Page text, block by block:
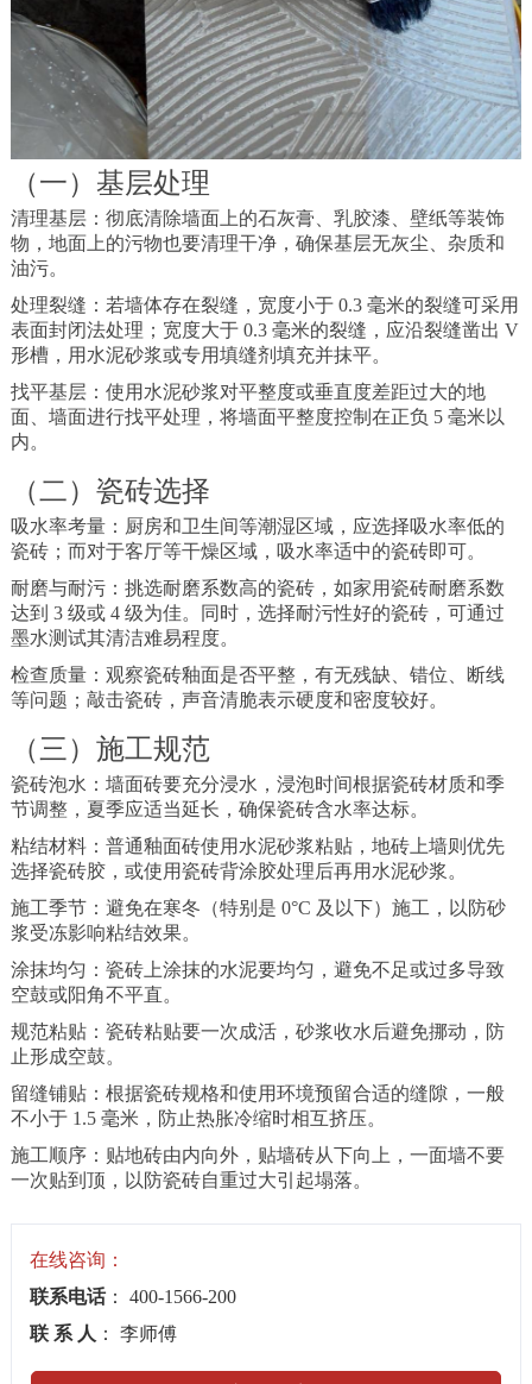
（一）基层处理
清理基层：彻底清除墙面上的石灰膏、乳胶漆、壁纸等装饰
物，地面上的污物也要清理干净，确保基层无灰尘、杂质和
油污。
处理裂缝：若墙体存在裂缝，宽度小于 0.3 毫米的裂缝可采用
表面封闭法处理；宽度大于 0.3 毫米的裂缝，应沿裂缝凿出 V
形槽，用水泥砂浆或专用填缝剂填充并抹平。
找平基层：使用水泥砂浆对平整度或垂直度差距过大的地
面、墙面进行找平处理，将墙面平整度控制在正负 5 毫米以
内。
（二）瓷砖选择
吸水率考量：厨房和卫生间等潮湿区域，应选择吸水率低的
瓷砖；而对于客厅等干燥区域，吸水率适中的瓷砖即可。
耐磨与耐污：挑选耐磨系数高的瓷砖，如家用瓷砖耐磨系数
达到 3 级或 4 级为佳。同时，选择耐污性好的瓷砖，可通过
墨水测试其清洁难易程度。
检查质量：观察瓷砖釉面是否平整，有无残缺、错位、断线
等问题；敲击瓷砖，声音清脆表示硬度和密度较好。
（三）施工规范
瓷砖泡水：墙面砖要充分浸水，浸泡时间根据瓷砖材质和季
节调整，夏季应适当延长，确保瓷砖含水率达标。
粘结材料：普通釉面砖使用水泥砂浆粘贴，地砖上墙则优先
选择瓷砖胶，或使用瓷砖背涂胶处理后再用水泥砂浆。
施工季节：避免在寒冬（特别是 0°C 及以下）施工，以防砂
浆受冻影响粘结效果。
涂抹均匀：瓷砖上涂抹的水泥要均匀，避免不足或过多导致
空鼓或阳角不平直。
规范粘贴：瓷砖粘贴要一次成活，砂浆收水后避免挪动，防
止形成空鼓。
留缝铺贴：根据瓷砖规格和使用环境预留合适的缝隙，一般
不小于 1.5 毫米，防止热胀冷缩时相互挤压。
施工顺序：贴地砖由内向外，贴墙砖从下向上，一面墙不要
一次贴到顶，以防瓷砖自重过大引起塌落。
在线咨询：
联系电话： 400-1566-200
联 系 人 ： 李师傅